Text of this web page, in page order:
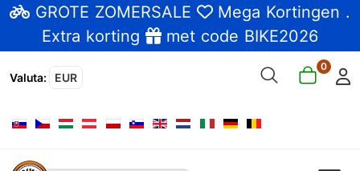
GROTE ZOMERSALE Mega Kortingen .
Extra korting
met code BIKE2026
Valuta: EUR
0
Selecteer de taal